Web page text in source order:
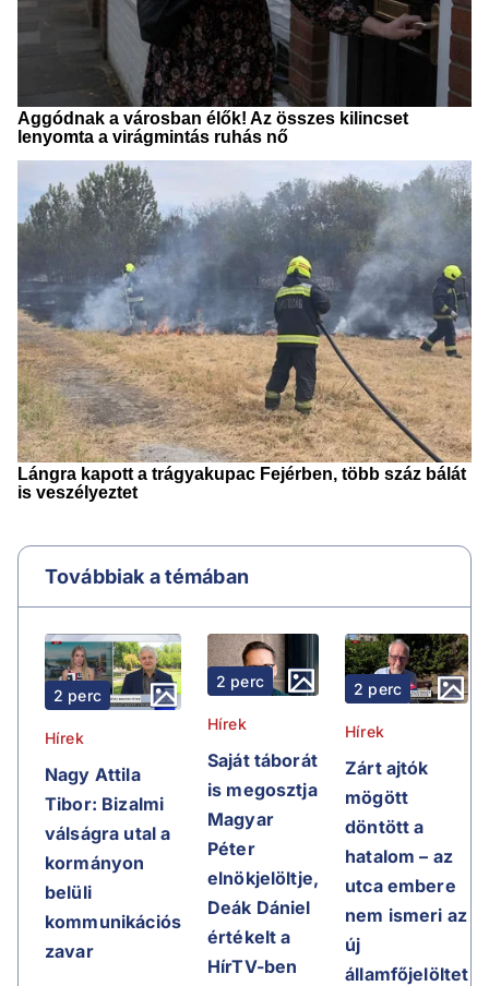
Továbbiak a témában
2 perc
Hírek
Nagy Attila
Tibor: Bizalmi
válságra utal a
kormányon
belüli
kommunikációs
zavar
2 perc
Hírek
Saját táborát
is megosztja
Magyar
Péter
elnökjelöltje,
Deák Dániel
értékelt a
HírTV-ben
2 perc
Hírek
Zárt ajtók
mögött
döntött a
hatalom – az
utca embere
nem ismeri az
új
államfőjelöltet